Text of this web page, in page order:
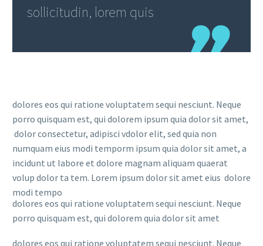
sollicitudin, lorem quis
dolores eos qui ratione voluptatem sequi nesciunt. Neque
porro quisquam est, qui dolorem ipsum quia dolor sit amet,
dolor consectetur, adipisci vdolor elit, sed quia non
numquam eius modi temporm ipsum quia dolor sit amet, a
incidunt ut labore et dolore magnam aliquam quaerat
volup dolor ta tem. Lorem ipsum dolor sit amet eius dolore
modi tempo
dolores eos qui ratione voluptatem sequi nesciunt. Neque
porro quisquam est, qui dolorem quia dolor sit amet
dolores eos qui ratione voluptatem sequi nesciunt. Neque